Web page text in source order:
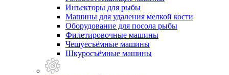
Инъекторы для рыбы
Машины для удаления мелкой кости
Оборудование для посола рыбы
Филетировочные машины
Чешуесъёмные машины
Шкуросъёмные машины